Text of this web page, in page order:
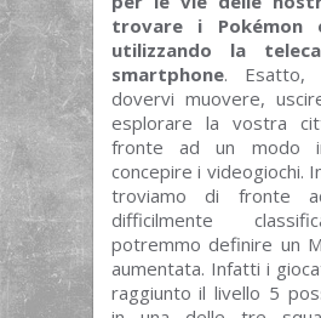
trovare i Pokémon
utilizzando la
smartphone. Esatto,
dovervi muovere,
esplorare la vostra
fronte ad un modo
concepire i videogiochi.
troviamo di fronte
difficilmente
potremmo definire un
aumentata. Infatti i
raggiunto il livello 5